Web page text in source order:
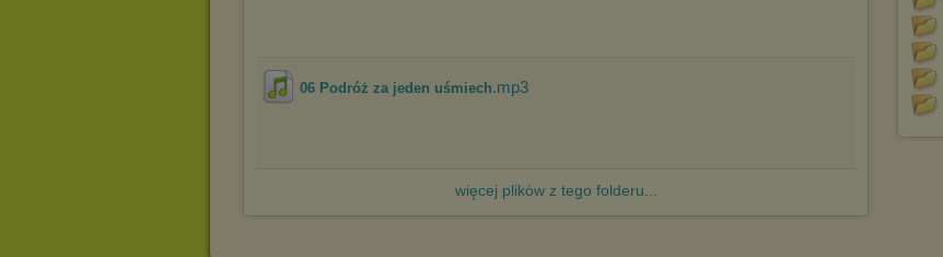
06 Podróż za jeden uśmiech.mp3
więcej plików z tego folderu...